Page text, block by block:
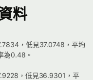
料
，低見37.0748，平均
為0.48。
，低見36.9301，平